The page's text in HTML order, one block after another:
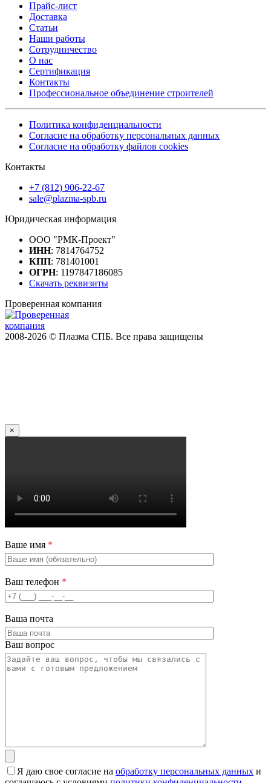
Прайс-лист
Доставка
Статьи
Наши работы
Сотрудничество
О нас
Сертификация
Контакты
Профессиональное объединение строителей
Политика конфиденциальности
Согласие на обработку персональных данных
Согласие на обработку файлов cookies
Контакты
+7 (812) 906-22-67
sale@plazma-spb.ru
Юридическая информация
ООО "РМК-Проект"
ИНН: 7814764752
КПП: 781401001
ОГРН: 1197847186085
Скачать реквизиты
Проверенная компания
2008-2026 © Плазма СПБ. Все права защищены
×
Ваше имя *
Ваш телефон *
Ваша почта
Ваш вопрос
Я даю свое согласие на обработку персональных данных и